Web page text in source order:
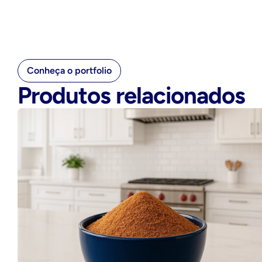
Conheça o portfolio
Produtos relacionados